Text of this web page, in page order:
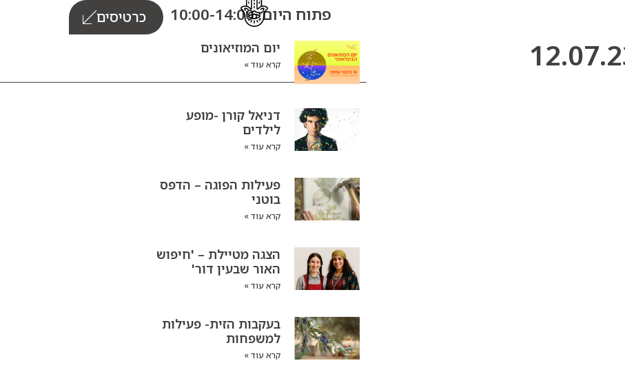
פתוח היום: 10:00-14:00 כרטיסים
יום המוזיאונים
קרא עוד »
דניאל קורן -מופע
לילדים
קרא עוד »
פעילות הפוגה – הדפס
בוטני
קרא עוד »
הצגה מטיילת – 'חיפוש
האור שבעין דור'
קרא עוד »
בעקבות הזית- פעילות
למשפחות
קרא עוד »